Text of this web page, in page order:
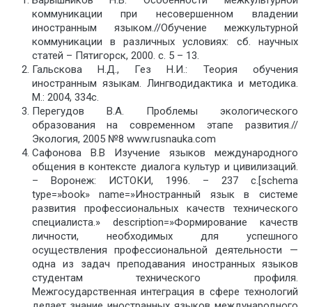
коммуникации при несовершенном владении
иностранным языком.//Обучение межкультурной
коммуникации в различных условиях: сб. научных
статей – Пятигорск, 2000. c. 5 – 13.
Гальскова Н.Д., Гез Н.И.: Теория обучения
иностранным языкам. Лингводидактика и методика.
М.: 2004, 334с.
Перегудов В.А. Проблемы экологического
образования на современном этапе развития.//
Экология, 2005 №8 www.rusnauka.com
Сафонова В.В Изучение языков международного
общения в контексте диалога культур и цивилизаций.
– Воронеж: ИСТОКИ, 1996. – 237 с.[schema
type=»book» name=»Иностранный язык в системе
развития профессиональных качеств технического
специалиста.» description=»Формирование качеств
личности, необходимых для успешного
осуществления профессиональной деятельности —
одна из задач преподавания иностранных языков
студентам технического профиля.
Межгосударственная интеграция в сфере технологий